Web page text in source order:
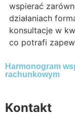
wspierać
działaniach
konsultacje w
co potrafi
Harmonogram
rachunkowym
Kontakt